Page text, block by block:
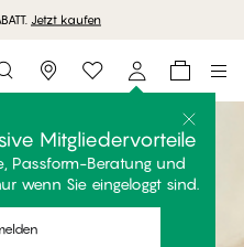
Jetzt kaufen
Storefinder
Mitgliedervorteile
Passform-Beratung und
wenn Sie eingeloggt sind.